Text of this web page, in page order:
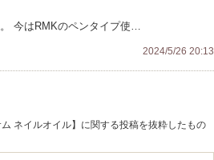
今はRMKのペンタイプ使…
2024/5/26 20:13
ネイルオイル】に関する投稿を抜粋したもの